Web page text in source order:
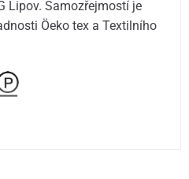
Lipov. Samozřejmostí je
Öeko tex a Textilního